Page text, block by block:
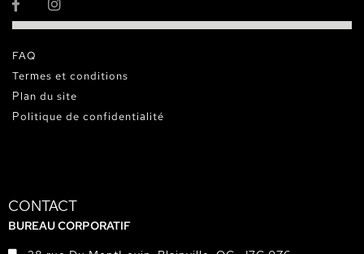
FAQ
Termes et conditions
Plan du site
Politique de confidentialité
CONTACT
BUREAU CORPORATIF